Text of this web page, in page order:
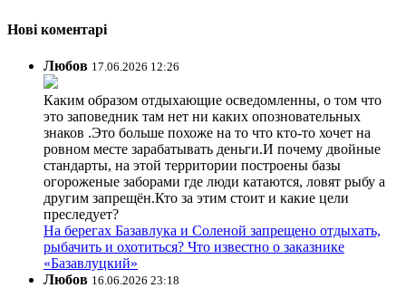
Нові коментарі
Любов 17.06.2026 12:26
Каким образом отдыхающие осведомленны, о том что
это заповедник там нет ни каких опозновательных
знаков .Это больше похоже на то что кто-то хочет на
ровном месте зарабатывать деньги.И почему двойные
стандарты, на этой территории построены базы
огороженые заборами где люди катаются, ловят рыбу а
другим запрещён.Кто за этим стоит и какие цели
преследует?
На берегах Базавлука и Соленой запрещено отдыхать,
рыбачить и охотиться? Что известно о заказнике
«Базавлуцкий»
Любов 16.06.2026 23:18